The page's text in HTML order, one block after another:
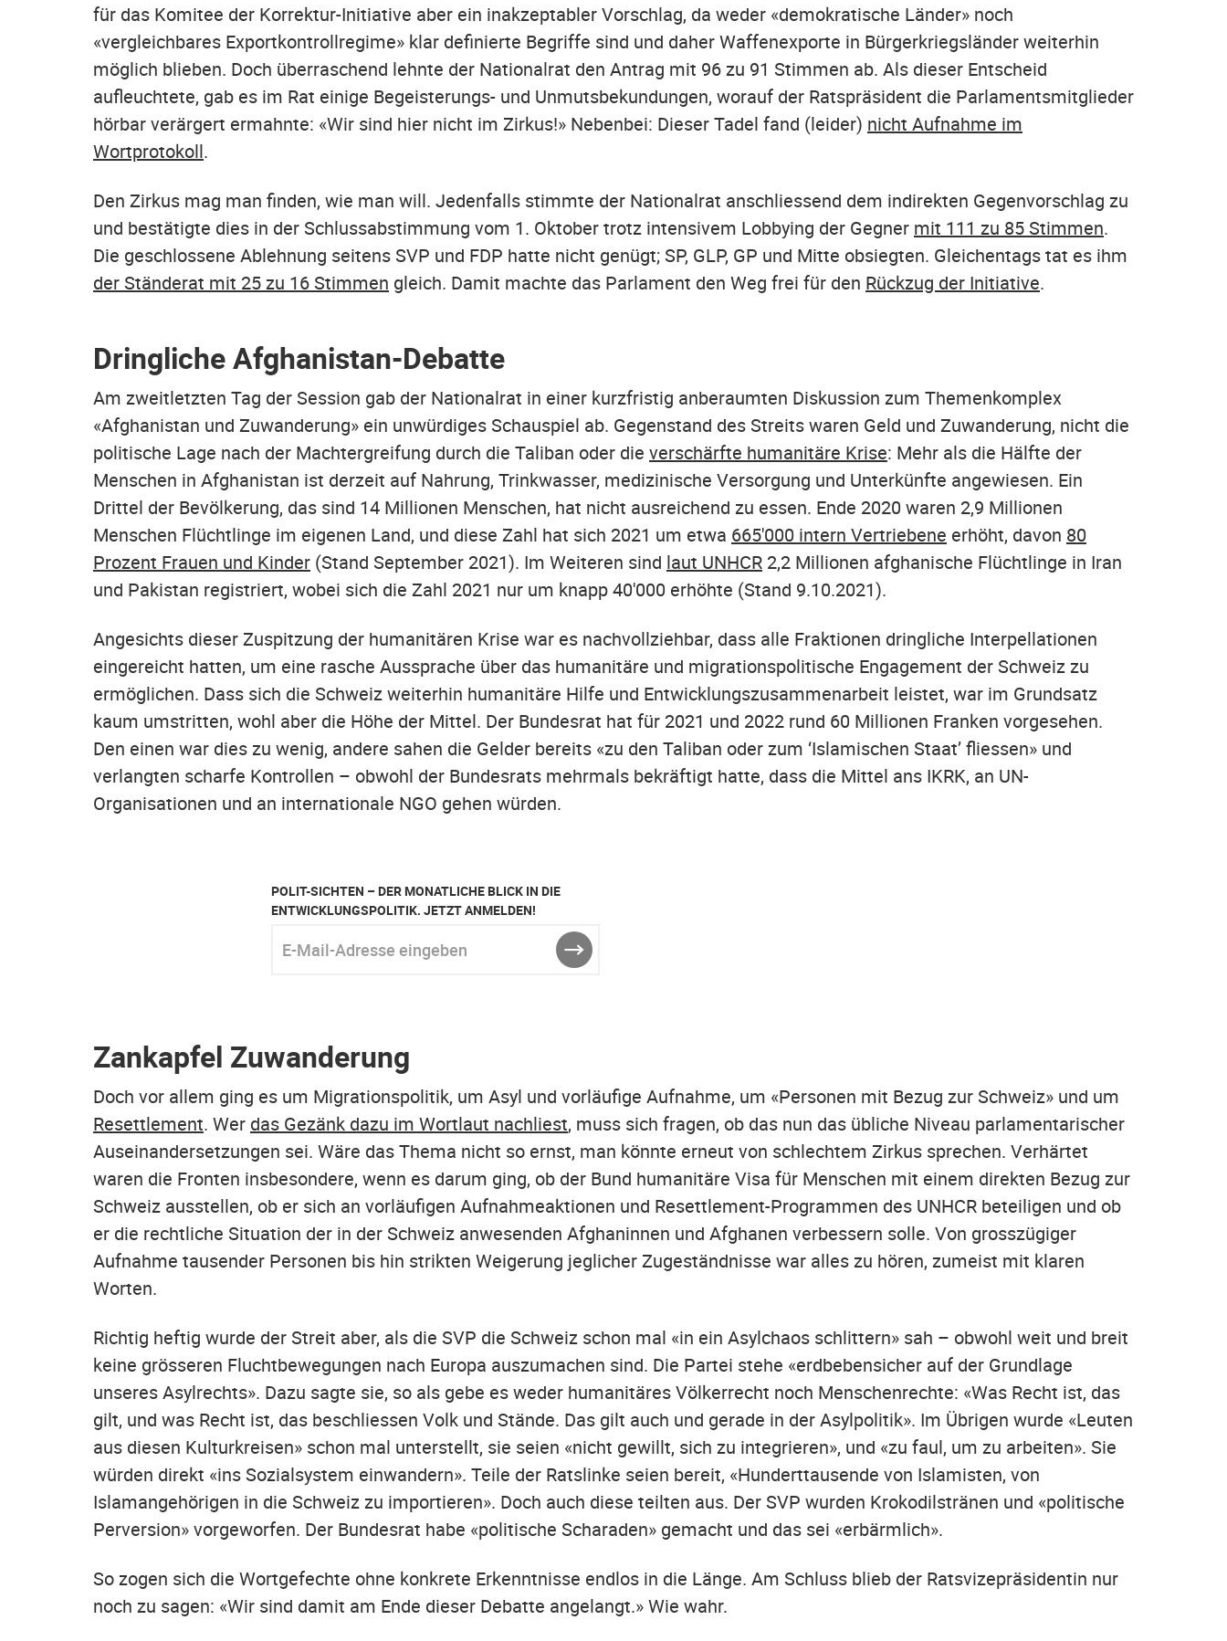
für das Komitee der Korrektur-Initiative aber ein inakzeptabler Vorschlag, da weder «demokratische Länder» noch
«vergleichbares Exportkontrollregime» klar definierte Begriffe sind und daher Waffenexporte in Bürgerkriegsländer weiterhin
möglich blieben. Doch überraschend lehnte der Nationalrat den Antrag mit 96 zu 91 Stimmen ab. Als dieser Entscheid
aufleuchtete, gab es im Rat einige Begeisterungs- und Unmutsbekundungen, worauf der Ratspräsident die Parlamentsmitglieder
hörbar verärgert ermahnte: «Wir sind hier nicht im Zirkus!» Nebenbei: Dieser Tadel fand (leider) nicht Aufnahme im
Wortprotokoll.
Den Zirkus mag man finden, wie man will. Jedenfalls stimmte der Nationalrat anschliessend dem indirekten Gegenvorschlag zu
und bestätigte dies in der Schlussabstimmung vom 1. Oktober trotz intensivem Lobbying der Gegner mit 111 zu 85 Stimmen.
Die geschlossene Ablehnung seitens SVP und FDP hatte nicht genügt; SP, GLP, GP und Mitte obsiegten. Gleichentags tat es ihm
der Ständerat mit 25 zu 16 Stimmen gleich. Damit machte das Parlament den Weg frei für den Rückzug der Initiative.
Dringliche Afghanistan-Debatte
Am zweitletzten Tag der Session gab der Nationalrat in einer kurzfristig anberaumten Diskussion zum Themenkomplex
«Afghanistan und Zuwanderung» ein unwürdiges Schauspiel ab. Gegenstand des Streits waren Geld und Zuwanderung, nicht die
politische Lage nach der Machtergreifung durch die Taliban oder die verschärfte humanitäre Krise: Mehr als die Hälfte der
Menschen in Afghanistan ist derzeit auf Nahrung, Trinkwasser, medizinische Versorgung und Unterkünfte angewiesen. Ein
Drittel der Bevölkerung, das sind 14 Millionen Menschen, hat nicht ausreichend zu essen. Ende 2020 waren 2,9 Millionen
Menschen Flüchtlinge im eigenen Land, und diese Zahl hat sich 2021 um etwa 665'000 intern Vertriebene erhöht, davon 80
Prozent Frauen und Kinder (Stand September 2021). Im Weiteren sind laut UNHCR 2,2 Millionen afghanische Flüchtlinge in Iran
und Pakistan registriert, wobei sich die Zahl 2021 nur um knapp 40'000 erhöhte (Stand 9.10.2021).
Angesichts dieser Zuspitzung der humanitären Krise war es nachvollziehbar, dass alle Fraktionen dringliche Interpellationen
eingereicht hatten, um eine rasche Aussprache über das humanitäre und migrationspolitische Engagement der Schweiz zu
ermöglichen. Dass sich die Schweiz weiterhin humanitäre Hilfe und Entwicklungszusammenarbeit leistet, war im Grundsatz
kaum umstritten, wohl aber die Höhe der Mittel. Der Bundesrat hat für 2021 und 2022 rund 60 Millionen Franken vorgesehen.
Den einen war dies zu wenig, andere sahen die Gelder bereits «zu den Taliban oder zum ‘Islamischen Staat’ fliessen» und
verlangten scharfe Kontrollen – obwohl der Bundesrats mehrmals bekräftigt hatte, dass die Mittel ans IKRK, an UN-
Organisationen und an internationale NGO gehen würden.
POLIT-SICHTEN – DER MONATLICHE BLICK IN DIE
ENTWICKLUNGSPOLITIK. JETZT ANMELDEN!
ABSENDEN
Zankapfel Zuwanderung
Doch vor allem ging es um Migrationspolitik, um Asyl und vorläufige Aufnahme, um «Personen mit Bezug zur Schweiz» und um
Resettlement. Wer das Gezänk dazu im Wortlaut nachliest, muss sich fragen, ob das nun das übliche Niveau parlamentarischer
Auseinandersetzungen sei. Wäre das Thema nicht so ernst, man könnte erneut von schlechtem Zirkus sprechen. Verhärtet
waren die Fronten insbesondere, wenn es darum ging, ob der Bund humanitäre Visa für Menschen mit einem direkten Bezug zur
Schweiz ausstellen, ob er sich an vorläufigen Aufnahmeaktionen und Resettlement-Programmen des UNHCR beteiligen und ob
er die rechtliche Situation der in der Schweiz anwesenden Afghaninnen und Afghanen verbessern solle. Von grosszügiger
Aufnahme tausender Personen bis hin strikten Weigerung jeglicher Zugeständnisse war alles zu hören, zumeist mit klaren
Worten.
Richtig heftig wurde der Streit aber, als die SVP die Schweiz schon mal «in ein Asylchaos schlittern» sah – obwohl weit und breit
keine grösseren Fluchtbewegungen nach Europa auszumachen sind. Die Partei stehe «erdbebensicher auf der Grundlage
unseres Asylrechts». Dazu sagte sie, so als gebe es weder humanitäres Völkerrecht noch Menschenrechte: «Was Recht ist, das
gilt, und was Recht ist, das beschliessen Volk und Stände. Das gilt auch und gerade in der Asylpolitik». Im Übrigen wurde «Leuten
aus diesen Kulturkreisen» schon mal unterstellt, sie seien «nicht gewillt, sich zu integrieren», und «zu faul, um zu arbeiten». Sie
würden direkt «ins Sozialsystem einwandern». Teile der Ratslinke seien bereit, «Hunderttausende von Islamisten, von
Islamangehörigen in die Schweiz zu importieren». Doch auch diese teilten aus. Der SVP wurden Krokodilstränen und «politische
Perversion» vorgeworfen. Der Bundesrat habe «politische Scharaden» gemacht und das sei «erbärmlich».
So zogen sich die Wortgefechte ohne konkrete Erkenntnisse endlos in die Länge. Am Schluss blieb der Ratsvizepräsidentin nur
noch zu sagen: «Wir sind damit am Ende dieser Debatte angelangt.» Wie wahr.